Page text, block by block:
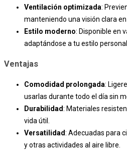
Ventilación optimizada:
manteniendo una visión clara
Estilo moderno: Disponible en
adaptándose a tu estilo
Ventajas
Comodidad prolongada:
usarlas durante todo el día sin
Durabilidad: Materiales
vida útil.
Versatilidad: Adecuadas para
y otras actividades al aire libre.